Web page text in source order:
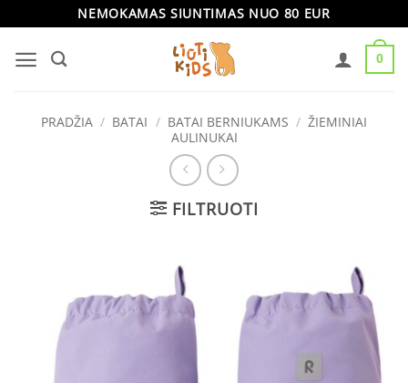
content
NEMOKAMAS SIUNTIMAS NUO 80 EUR
0
PRADŽIA / BATAI / BATAI BERNIUKAMS / ŽIEMINIAI
AULINUKAI
FILTRUOTI